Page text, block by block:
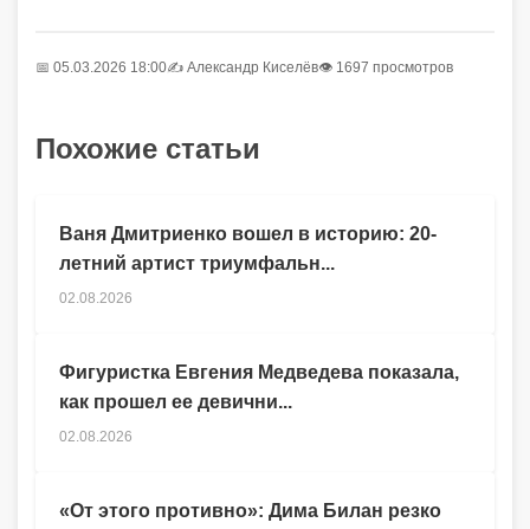
📅 05.03.2026 18:00✍️ Александр Киселёв👁 1697 просмотров
Похожие статьи
Ваня Дмитриенко вошел в историю: 20-
летний артист триумфальн...
02.08.2026
Фигуристка Евгения Медведева показала,
как прошел ее девични...
02.08.2026
«От этого противно»: Дима Билан резко